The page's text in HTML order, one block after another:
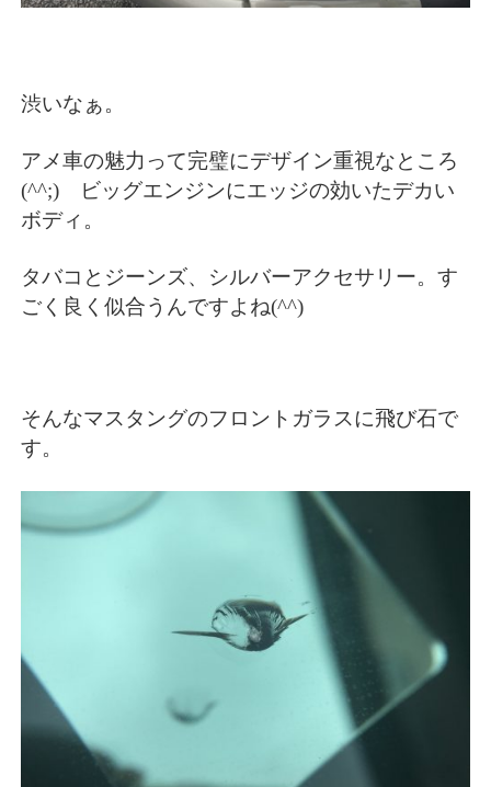
渋いなぁ。
アメ車の魅力って完璧にデザイン重視なところ
(^^;) ビッグエンジンにエッジの効いたデカい
ボディ。
タバコとジーンズ、シルバーアクセサリー。す
ごく良く似合うんですよね(^^)
そんなマスタングのフロントガラスに飛び石で
す。